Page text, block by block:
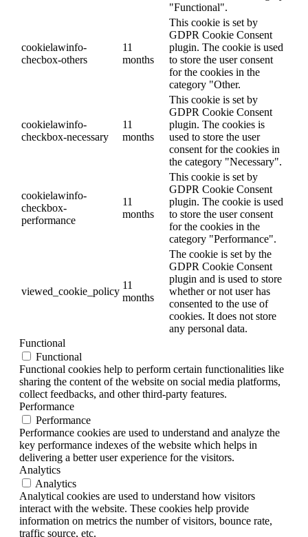
"Functional".
cookielawinfo-
checbox-others
11
months
This cookie is set by
GDPR Cookie Consent
plugin. The cookie is used
to store the user consent
for the cookies in the
category "Other.
cookielawinfo-
checkbox-necessary
11
months
This cookie is set by
GDPR Cookie Consent
plugin. The cookies is
used to store the user
consent for the cookies in
the category "Necessary".
cookielawinfo-
checkbox-
performance
11
months
This cookie is set by
GDPR Cookie Consent
plugin. The cookie is used
to store the user consent
for the cookies in the
category "Performance".
viewed_cookie_policy
11
months
The cookie is set by the
GDPR Cookie Consent
plugin and is used to store
whether or not user has
consented to the use of
cookies. It does not store
any personal data.
Functional
Functional
Functional cookies help to perform certain functionalities like
sharing the content of the website on social media platforms,
collect feedbacks, and other third-party features.
Performance
Performance
Performance cookies are used to understand and analyze the
key performance indexes of the website which helps in
delivering a better user experience for the visitors.
Analytics
Analytics
Analytical cookies are used to understand how visitors
interact with the website. These cookies help provide
information on metrics the number of visitors, bounce rate,
traffic source, etc.